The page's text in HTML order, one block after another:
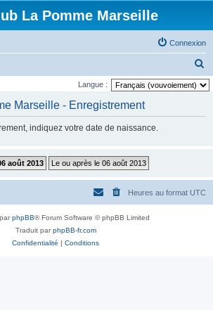
La Pomme Marseille
Connexion
e
h
Langue :
Marseille - Enregistrement
indiquez votre date de naissance.
Heures au format UTC
phpBB® Forum Software © phpBB Limited
Traduit parphpBB-fr.com
Confidentialité | Conditions